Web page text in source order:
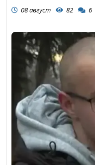
08 август 82 6